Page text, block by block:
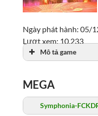
Ngày phát hành: 05/
Lượt xem: 10,233
Mô tả game
MEGA
Symphonia-